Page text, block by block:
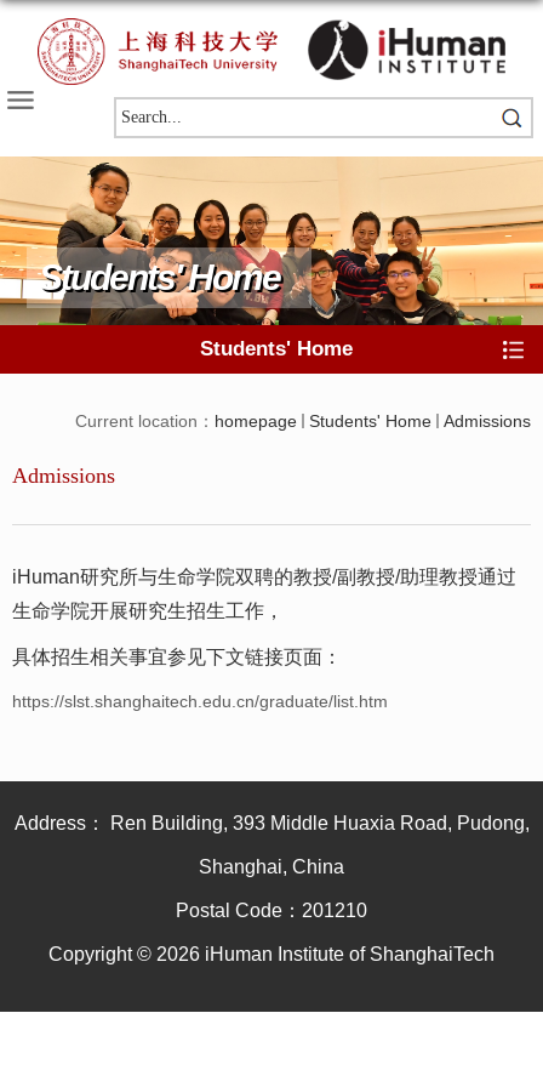
Students' Home
Students' Home
Current location： homepage Students' Home Admissions
Admissions
iHuman研究所与生命学院双聘的教授/副教授/助理教授通过
生命学院开展研究生招生工作，
具体招生相关事宜参见下文链接页面：
https://slst.shanghaitech.edu.cn/graduate/list.htm
Address： Ren Building, 393 Middle Huaxia Road, Pudong,
Shanghai, China
Postal Code：201210
Copyright © 2026 iHuman Institute of ShanghaiTech